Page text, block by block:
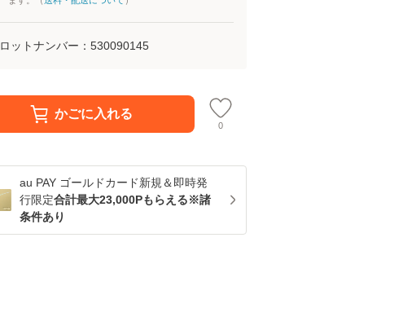
ロットナンバー： 530090145
かごに入れる
0
au PAY ゴールドカード新規＆即時発
行限定合計最大23,000Pもらえる※諸
条件あり